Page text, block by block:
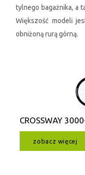
tylnego bagażnika, a
Większość modeli
obniżoną rurą górną.
CROSSWAY
zobacz więcej